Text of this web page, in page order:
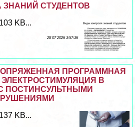
ЗНАНИЙ СТУДЕНТОВ
KB...
28 07 2026 3:57:36
ПРОГРАММНАЯ
В
ПОСТИНСУЛЬТНЫМИ
KB...